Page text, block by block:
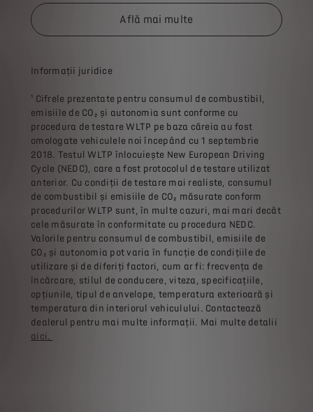
Află mai multe
Informații juridice
¹ Cifrele prezentate pentru consumul de combustibil,
emisiile de CO₂ și autonomia sunt conforme cu
procedura de testare WLTP pe baza căreia au fost
omologate vehiculele noi începând cu 1 septembrie
2018. Testul WLTP înlocuiește New European Driving
Cycle (NEDC), care a fost protocolul de testare utilizat
anterior. Cu condiții de testare mai realiste, consumul
de combustibil și emisiile de CO₂ măsurate conform
procedurilor WLTP sunt, în multe cazuri, mai mari decât
cele măsurate în conformitate cu procedura NEDC.
Valorile pentru consumul de combustibil, emisiile de
CO₂ și autonomia pot varia în funcție de condițiile de
utilizare și de diferiți factori, cum ar fi: frecvența de
încărcare, stilul de conducere, viteza, specificațiile,
opțiunile, tipul de anvelope, temperatura exterioară și
temperatura din interiorul vehiculului. Contactează
dealerul pentru mai multe informații. Mai multe detalii
aici